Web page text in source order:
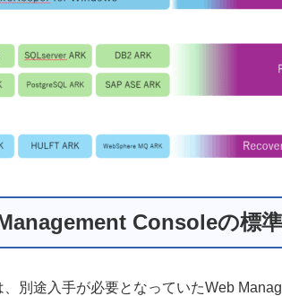
Consoleの標
、別途入手が必要となっていたWeb